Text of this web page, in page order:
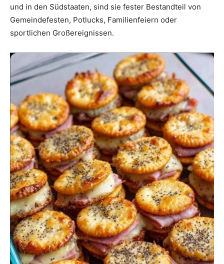
und in den Südstaaten, sind sie fester Bestandteil von
Gemeindefesten, Potlucks, Familienfeiern oder
sportlichen Großereignissen.